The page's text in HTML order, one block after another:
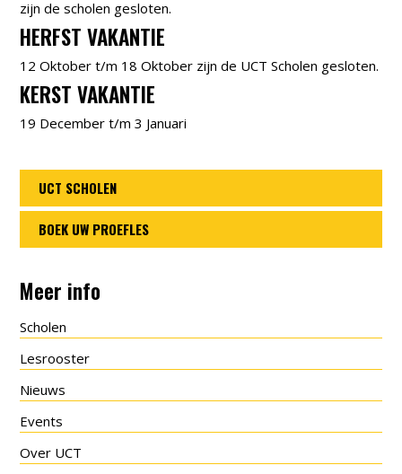
zijn de scholen gesloten.
HERFST VAKANTIE
12 Oktober t/m 18 Oktober zijn de UCT Scholen gesloten.
KERST VAKANTIE
19 December t/m 3 Januari
UCT SCHOLEN
BOEK UW PROEFLES
Meer info
Scholen
Lesrooster
Nieuws
Events
Over UCT